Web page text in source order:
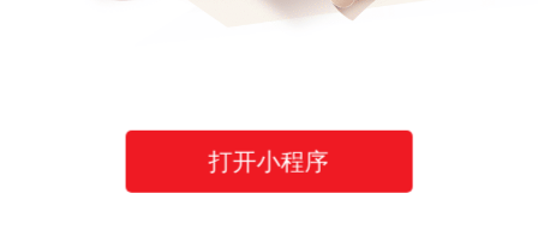
打开小程序